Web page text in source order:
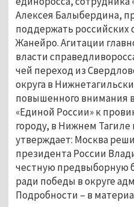
Алексея Балыбердина,
поддержать
Жанейро. Агитации
власти
чей переход из
округа в
повышенного внимания
«Единой России» к
городу, в Нижнем
утверждает: Москва
президента России
честную предвыборную
ради победы в округе
Подробности – в